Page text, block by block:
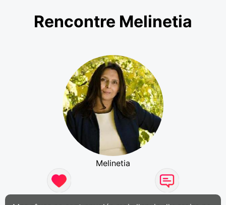
Rencontre Melinetia
Melinetia